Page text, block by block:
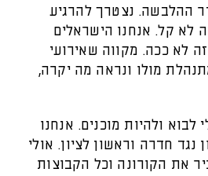
ההלבשה. נצטרך להרגיע
לא קל. אנחנו הישראלים
לא ככה. מקווה שאירועי
מולו ונראה מה יקרה,
לבוא ולהיות מוכנים. אנחנו
חדרה וראשון לציון. אולי
את הקורונה וכל הקבוצות